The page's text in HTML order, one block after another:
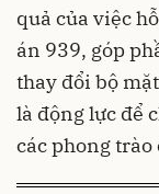
quả của việc
án 939, góp
thay đổi bộ
là động lực để
các phong trào